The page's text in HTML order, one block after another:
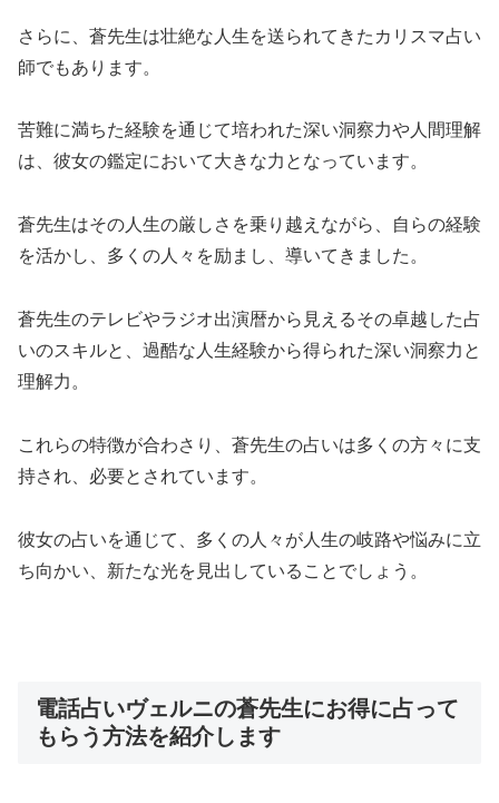
さらに、蒼先生は壮絶な人生を送られてきたカリスマ占い
師でもあります。
苦難に満ちた経験を通じて培われた深い洞察力や人間理解
は、彼女の鑑定において大きな力となっています。
蒼先生はその人生の厳しさを乗り越えながら、自らの経験
を活かし、多くの人々を励まし、導いてきました。
蒼先生のテレビやラジオ出演暦から見えるその卓越した占
いのスキルと、過酷な人生経験から得られた深い洞察力と
理解力。
これらの特徴が合わさり、蒼先生の占いは多くの方々に支
持され、必要とされています。
彼女の占いを通じて、多くの人々が人生の岐路や悩みに立
ち向かい、新たな光を見出していることでしょう。
電話占いヴェルニの蒼先生にお得に占って
もらう方法を紹介します